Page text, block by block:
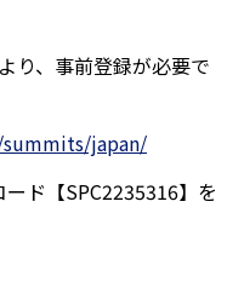
り、事前登録が必要で
japan/
ド【SPC2235316】を